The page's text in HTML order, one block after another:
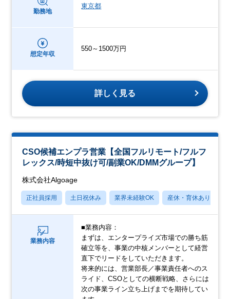
勤務地
東京都
想定年収
550～1500万円
詳しく見る
CSO候補エンプラ営業【全国フルリモート/フルフ
レックス/時短中抜け可/副業OK/DMMグループ】
株式会社Algoage
正社員採用 土日祝休み 業界未経験OK 産休・育休あり
業務内容
■業務内容：
まずは、エンタープライズ市場での勝ち筋
確立等を、事業の中核メンバーとして経営
直下でリードをしていただきます。
将来的には、営業部長／事業責任者へのス
ライド、CSOとしての横断戦略、さらには
次の事業ライン立ち上げまでを期待してい